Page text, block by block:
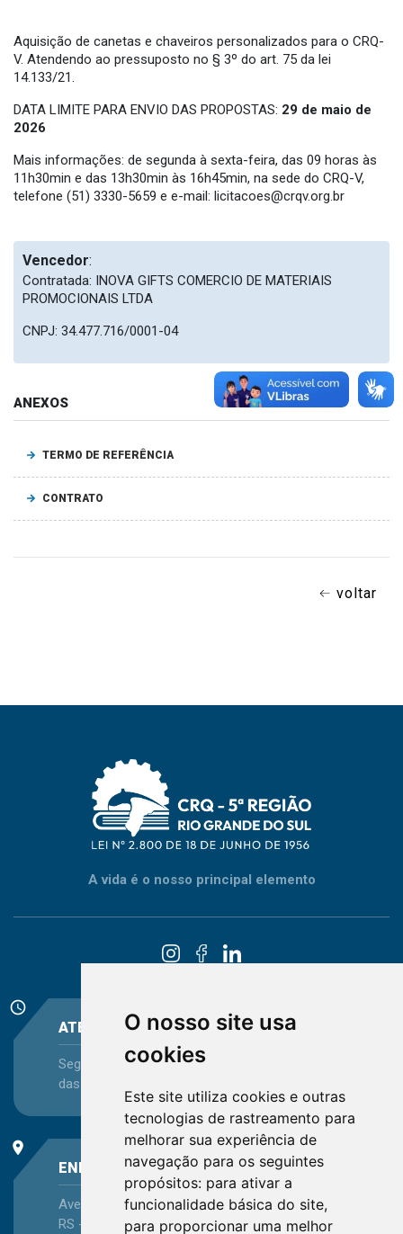
O nosso site usa
cookies
Este site utiliza cookies e outras
tecnologias de rastreamento para
melhorar sua experiência de
navegação para os seguintes
propósitos: para ativar a
funcionalidade básica do site,
para proporcionar uma melhor
Aquisição de canetas e chaveiros personalizados para o CRQ-
V. Atendendo ao pressuposto no § 3º do art. 75 da lei
14.133/21.
DATA LIMITE PARA ENVIO DAS PROPOSTAS: 29 de maio de
2026
Mais informações: de segunda à sexta-feira, das 09 horas às
11h30min e das 13h30min às 16h45min, na sede do CRQ-V,
telefone (51) 3330-5659 e e-mail: licitacoes@crqv.org.br
Vencedor:
Contratada: INOVA GIFTS COMERCIO DE MATERIAIS
PROMOCIONAIS LTDA
CNPJ: 34.477.716/0001-04
ANEXOS
TERMO DE REFERÊNCIA
CONTRATO
voltar
A vida é o nosso principal elemento
schedule
ATENDIMENTO
Segunda-feira a Sexta-feira - das 08:30 às 12:15 e
das 13:30 às 16:45
place
ENDEREÇO
Avenida Itaqui, 45, Bairro Petrópolis, Porto Alegre -
RS - CEP 90460-140